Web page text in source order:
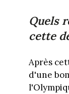
Quels
cette
Après
d'une